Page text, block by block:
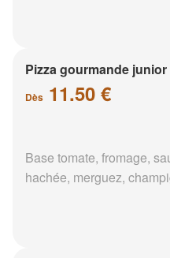
Pizza gourmande junior
Dès 11.50 €
Base tomate, fromage,
hachée, merguez,